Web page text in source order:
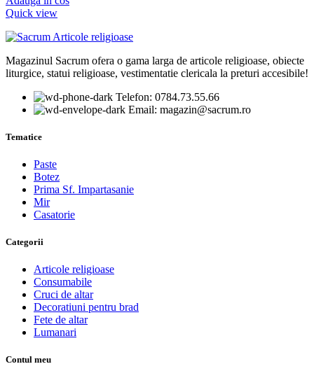
Quick view
Magazinul Sacrum ofera o gama larga de articole religioase, obiecte
liturgice, statui religioase, vestimentatie clericala la preturi accesibile!
Telefon: 0784.73.55.66
Email: magazin@sacrum.ro
Tematice
Paste
Botez
Prima Sf. Impartasanie
Mir
Casatorie
Categorii
Articole religioase
Consumabile
Cruci de altar
Decoratiuni pentru brad
Fete de altar
Lumanari
Contul meu